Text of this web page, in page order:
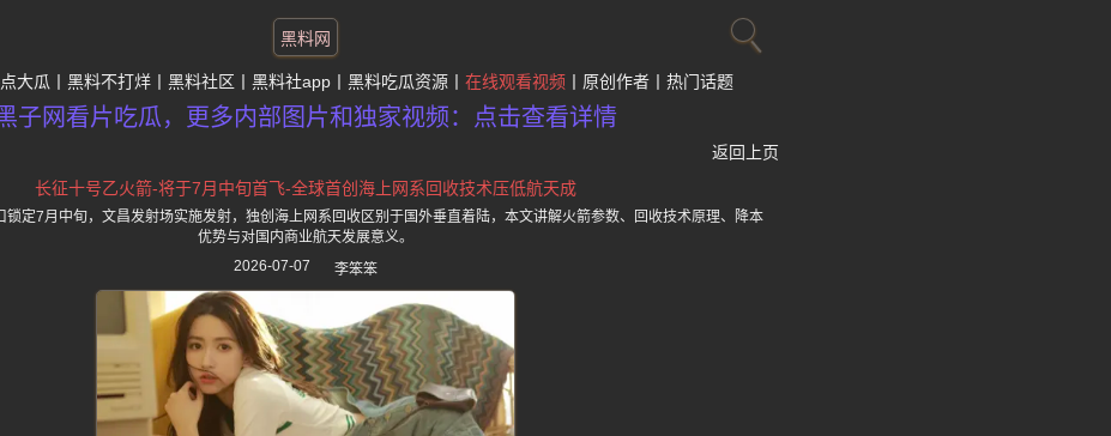
黑料网
大瓜 黑料不打烊 黑料社区 黑料社app 黑料吃瓜资源 在线观看视频 原创作者 热门话题
子网看片吃瓜，更多内部图片和独家视频：点击查看详情
返回上页
长征十号乙火箭-将于7月中旬首飞-全球首创海上网系回收技术压低航天成
锁定7月中旬，文昌发射场实施发射，独创海上网系回收区别于国外垂直着陆，本文讲解火箭参数、回收技术原理、降本
优势与对国内商业航天发展意义。
2026-07-07
李笨笨